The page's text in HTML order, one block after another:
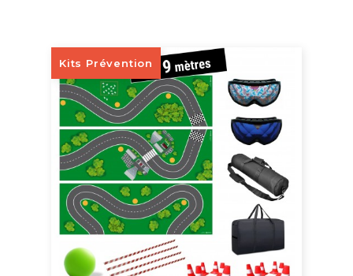
Kits Prévention